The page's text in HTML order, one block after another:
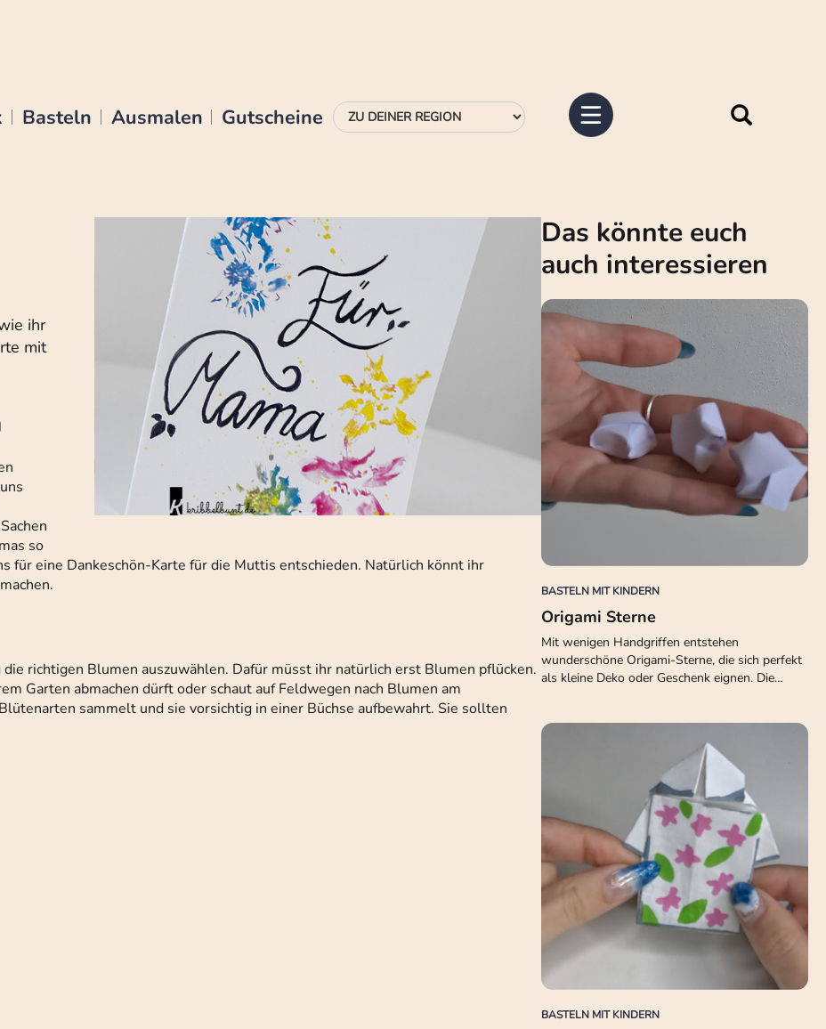
Basteln Ausmalen Gutscheine
ihr
mit
so
für eine Dankeschön-Karte für die Muttis entschieden. Natürlich könnt ihr
richtigen Blumen auszuwählen. Dafür müsst ihr natürlich erst Blumen pflücken.
Garten abmachen dürft oder schaut auf Feldwegen nach Blumen am
sammelt und sie vorsichtig in einer Büchse aufbewahrt. Sie sollten
Das könnte euch
auch interessieren
BASTELN MIT KINDERN
Origami Sterne
Mit wenigen Handgriffen entstehen
wunderschöne Origami-Sterne, die sich perfekt
als kleine Deko oder Geschenk eignen. Die…
BASTELN MIT KINDERN